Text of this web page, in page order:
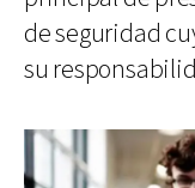
de seguridad
su